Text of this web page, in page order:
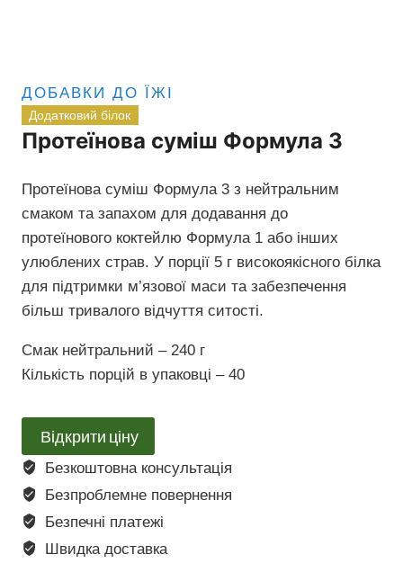
ДОБАВКИ ДО ЇЖІ
Додатковий білок
Протеїнова суміш Формула 3
Протеїнова суміш Формула 3 з нейтральним
смаком та запахом для додавання до
протеїнового коктейлю Формула 1 або інших
улюблених страв. У порції 5 г високоякісного білка
для підтримки м’язової маси та забезпечення
більш тривалого відчуття ситості.
Смак нейтральний – 240 г
Кількість порцій в упаковці – 40
Відкрити ціну
Безкоштовна консультація
Безпроблемне повернення
Безпечні платежі
Швидка доставка